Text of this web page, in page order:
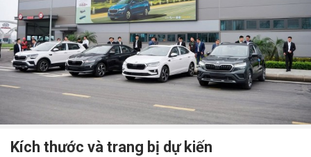
Kích thước và trang bị dự kiến